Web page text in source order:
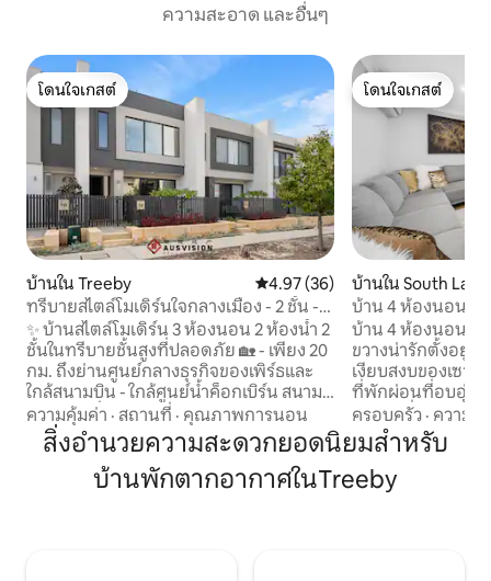
ความสะอาด และอื่นๆ
โดนใจเกสต์
โดนใจเกสต์
บ้านใน Treeby คะแนนเฉลี่ย 4.97 จาก 5, 36 รีวิว
4.97 (36)
ทรีบายสไตล์โมเดิร์นใจกลางเมือง - 2 ชั้น -
สะดวกสบาย - สนามบิน มหาวิทยาลัย
✨ บ้านสไตล์โมเดิร์น 3 ห้องนอน 2 ห้องน้ำ 2
ชั้นในทรีบายชั้นสูงที่ปลอดภัย 🏡 - เพียง 20
กม. ถึงย่านศูนย์กลางธุรกิจของเพิร์ธและ
ใกล้สนามบิน - ใกล้ศูนย์น้ำค็อกเบิร์น สนาม
กีฬาท้องถิ่น ร้านค้า สวนสาธารณะ และ
ทางด่วน - ใกล้มหาวิทยาลัยเมอร์ด็อก โรง
พยาบาลฟิโอน่าสแตนลีย์ และสนามบินจัน
ดาโคท (5 กม.) — เหมาะสำหรับพนักงาน
ความคุ้มค่า · สถานที่ · คุณภาพการนอน
โดนใจเกสต์
โดนใจเกสต์
บ้านใน South Lake
บ้าน 4 ห้องนอนที่
บ้าน 4 ห้องนอนสำ
ขวางน่ารักตั้งอยู่ท่
เงียบสงบของเซาท์เล
ที่พักผ่อนที่อบอุ่นแ
สะดวกที่ทันสมัยแ
คลายสำหรับครอบค
เดินทางที่สะดวกส
เที่ยวใกล้เคียงแล
เป็นสถานที่ที่ดีเยี่
ครอบครัว · ความคุ้
สิ่งอำนวยความสะดวกยอดนิยมสำหรับ
บ้านพักตากอากาศในTreeby